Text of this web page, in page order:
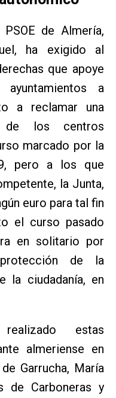
de Almería,
ha exigido al
que apoye
a
a reclamar una
de los centros
marcado por la
pero a los que
la Junta,
euro para tal fin
el curso pasado
en solitario por
de la
la ciudadanía, en
estas
almeriense en
Garrucha, María
de Carboneras y